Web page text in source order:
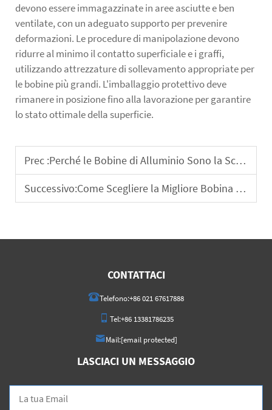
devono essere immagazzinate in aree asciutte e ben
ventilate, con un adeguato supporto per prevenire
deformazioni. Le procedure di manipolazione devono
ridurre al minimo il contatto superficiale e i graffi,
utilizzando attrezzature di sollevamento appropriate per
le bobine più grandi. L'imballaggio protettivo deve
rimanere in posizione fino alla lavorazione per garantire
lo stato ottimale della superficie.
Prec :Perché le Bobine di Alluminio Sono la Scelta Preferita per i Sistemi di Scambio Termico
Successivo:Come Scegliere la Migliore Bobina di Alluminio per il Tuo Progetto
CONTATTACI
Telefono:+86 021 67617888
Tel:+86 13381786235
Mail:[email protected]
LASCIACI UN MESSAGGIO